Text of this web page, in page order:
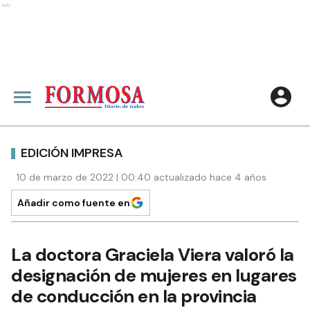
Ads
EDICIÓN IMPRESA
10 de marzo de 2022 | 00:40 actualizado hace 4 años
Añadir como fuente en
La doctora Graciela Viera valoró la
designación de mujeres en lugares
de conducción en la provincia